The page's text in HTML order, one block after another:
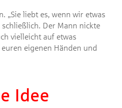
„Sie liebt es, wenn wir etwas
schließlich. Der Mann nickte
vielleicht auf etwas
eigenen Händen und
Idee